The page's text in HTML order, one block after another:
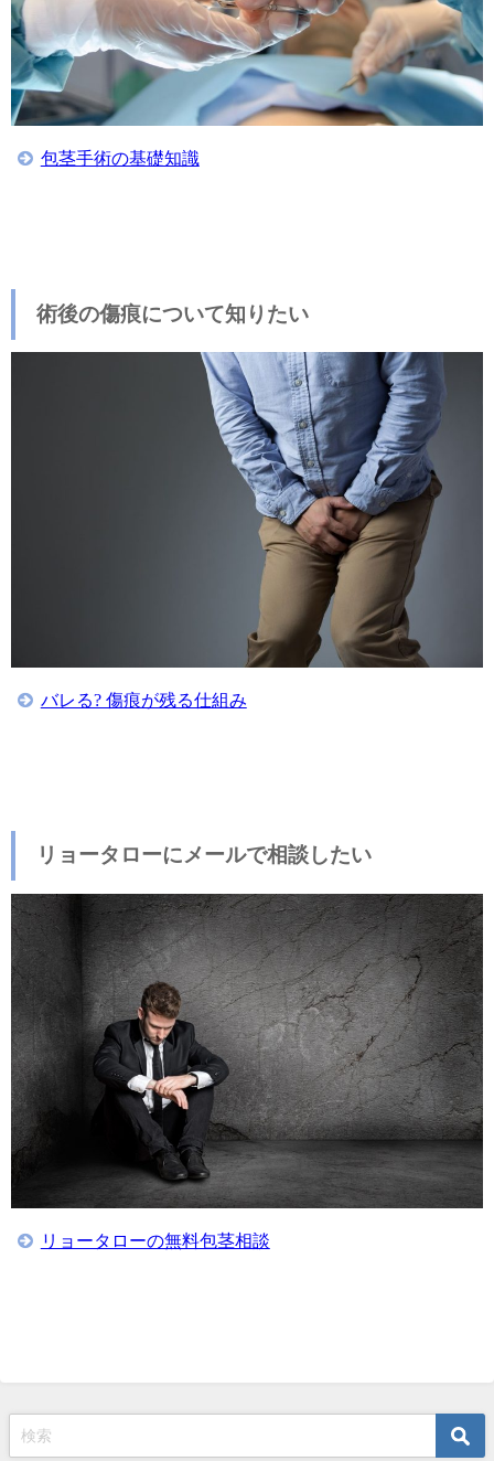
包茎手術の基礎知識
術後の傷痕について知りたい
バレる? 傷痕が残る仕組み
リョータローにメールで相談したい
リョータローの無料包茎相談